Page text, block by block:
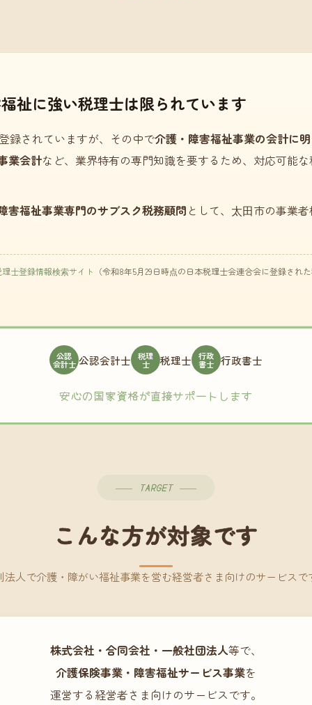
祉に強い税理士は限られています
録されていますが、その中で介護・障害福祉事業の会計に
業会計など、業界特有の専門知識を要するため、対応可能
害福祉事業専門のサブスク税務顧問 として、太田市の事業
士登録情報検索サイト （令和8年5月29日時点の日本税理士会連合会に登録され
公認
会計士 公認会計士 税理
士 税理士 行政
書士 行政書士
安心の国家資格が直接サポートします
TARGET
こんな方が対象です
法人で介護・障がい福祉事業を営む経営者さま向けのサービスで
株式会社・合同会社・一般社団法人等で、
介護保険事業・障害福祉サービス事業を
運営する経営者さま向けのサービスです。